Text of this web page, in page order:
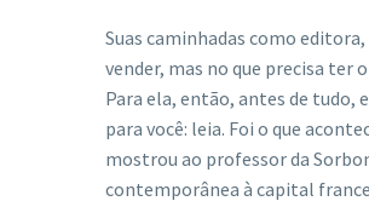
Suas caminhadas como
vender, mas no que precisa ter
Para ela, então, antes de tudo,
para você: leia. Foi o que
mostrou ao professor da
contemporânea à capital